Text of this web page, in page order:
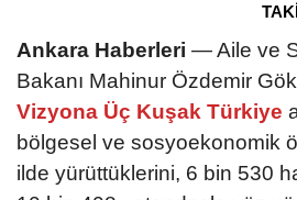
Ankara Haberleri — Aile ve
Bakanı Mahinur Özdemir
Vizyona Üç Kuşak Türkiye
bölgesel ve sosyoekonomik
ilde yürüttüklerini, 6 bin 530